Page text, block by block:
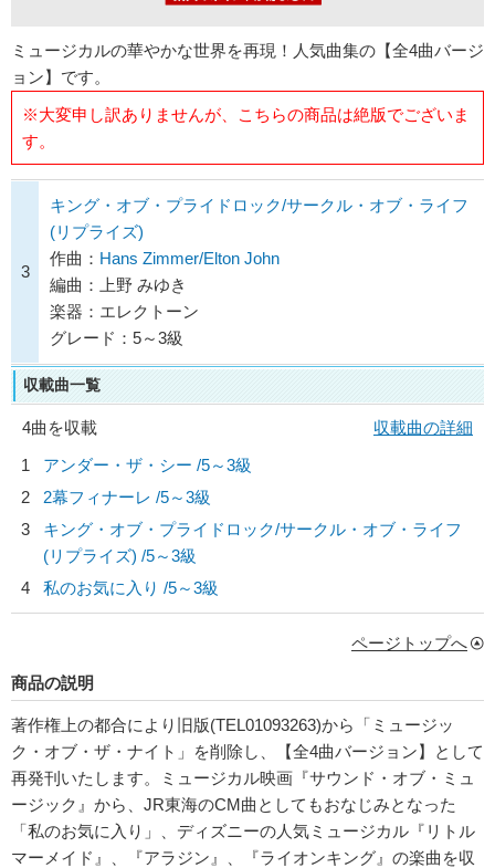
ミュージカルの華やかな世界を再現！人気曲集の【全4曲バージ
ョン】です。
※大変申し訳ありませんが、こちらの商品は絶版でございま
す。
3
キング・オブ・プライドロック/サークル・オブ・ライフ
(リプライズ)
作曲： Hans Zimmer/Elton John
編曲：上野 みゆき
楽器：エレクトーン
グレード：5～3級
収載曲一覧
4曲を収載
収載曲の詳細
1
アンダー・ザ・シー /5～3級
2
2幕フィナーレ /5～3級
3
キング・オブ・プライドロック/サークル・オブ・ライフ
(リプライズ) /5～3級
4
私のお気に入り /5～3級
ページトップへ
商品の説明
著作権上の都合により旧版(TEL01093263)から「ミュージッ
ク・オブ・ザ・ナイト」を削除し、【全4曲バージョン】として
再発刊いたします。ミュージカル映画『サウンド・オブ・ミュ
ージック』から、JR東海のCM曲としてもおなじみとなった
「私のお気に入り」、ディズニーの人気ミュージカル『リトル
マーメイド』、『アラジン』、『ライオンキング』の楽曲を収